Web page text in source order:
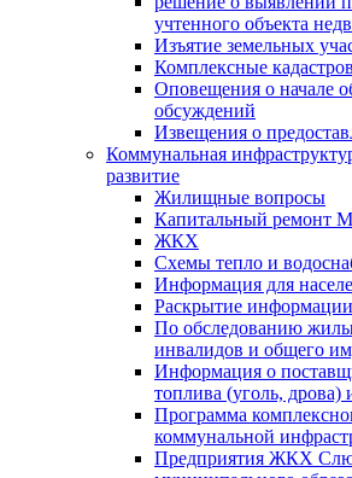
учтенного объекта
Изъятие земельных
Комплексные
Оповещения о начале
обсуждений
Извещения о
Коммунальная
развитие
Жилищные вопросы
Капитальный ремонт
ЖКХ
Схемы тепло и
Информация для
Раскрытие информации
По обследованию
инвалидов и общего
Информация о
топлива (уголь, дрова)
Программа
коммунальной
Предприятия ЖКХ